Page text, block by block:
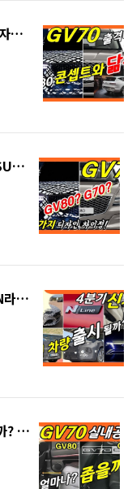
GV80 콘셉트 닮은 꼴! 제네시스 GV70 디자인! 비교분석! (feat GV80 G70) Genesis Second! Design! official teaser
8부! GV70 공식 티저! 제네시스 두 번째 SUV 디자인 차별성 분석! (feat GV80 G70)
출시 임박한 신차! 4분기 출시될 ,쏘나타 N라인,코나 페이스리프트,G70,GV70,투싼, 아반떼 하이브리드, 전기차 출시일정!
제네시스 GV70! 2열 공간 얼마나 불편할까? 제네시스 SUV! 비교분석 (feat.G70)